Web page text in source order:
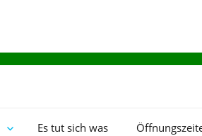
Es tut sich was